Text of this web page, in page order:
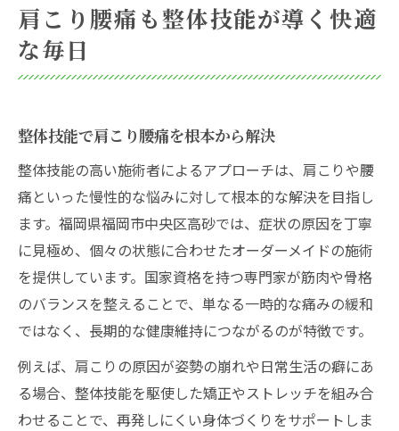
肩こり腰痛も整体技能が導く快適
な毎日
整体技能で肩こり腰痛を根本から解決
整体技能の高い施術者によるアプローチは、肩こりや腰
痛といった慢性的な悩みに対して根本的な解決を目指し
ます。福岡県福岡市中央区高砂では、症状の原因を丁寧
に見極め、個々の状態に合わせたオーダーメイドの施術
を提供しています。国家資格を持つ専門家が筋肉や骨格
のバランスを整えることで、単なる一時的な痛みの緩和
ではなく、長期的な健康維持につながるのが特徴です。
例えば、肩こりの原因が姿勢の崩れや日常生活の癖にあ
る場合、整体技能を駆使した矯正やストレッチを組み合
わせることで、再発しにくい身体づくりをサポートしま